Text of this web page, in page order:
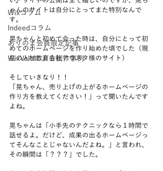
Wixコラム
Indeedコラム
ありのま会員限定記事
WixVeloによる制作事例
ゃんのサイトは自分にとってまた特別なんで
す。
晃ちゃんと初めて会った時は、自分にとって初
めてのホームページを作り始めた頃でした（現
在の人材教育会社アウスタ様のサイト）
そしていきなり！！
「晃ちゃん、売り上げの上がるホームページの
作り方を教えてください！」って聞いたんです
よね。
晃ちゃんは「小手先のテクニックなら１時間で
話せるよ。だけど、成果の出るホームページっ
てそんなことじゃないんだよね。」と言われ、
その瞬間は「？？？」でした。